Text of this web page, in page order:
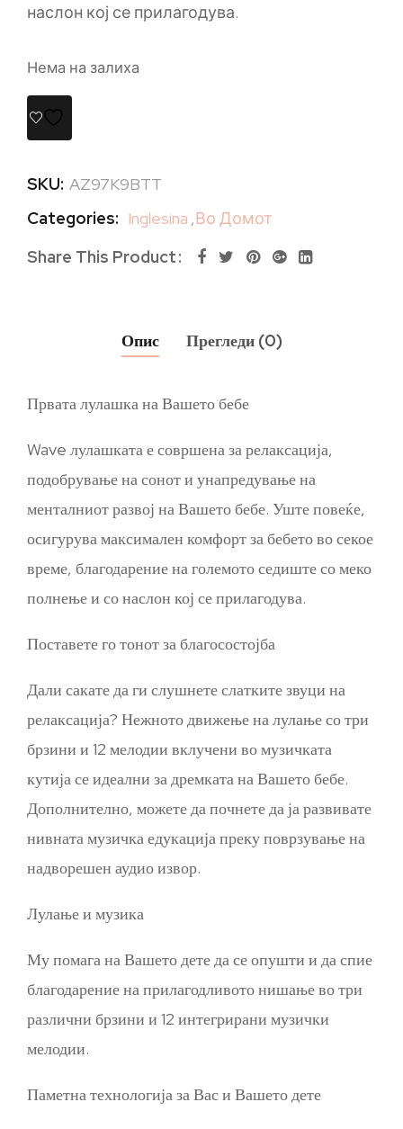
наслон кој се прилагодува.
Нема на залиха
SKU: AZ97K9BTT
Categories: Inglesina ,Во Домот
Share This Product
Опис Прегледи (0)
Првата лулашка на Вашето бебе
Wave лулашката е совршена за релаксација,
подобрување на сонот и унапредување на
менталниот развој на Вашето бебе. Уште повеќе,
осигурува максимален комфорт за бебето во секое
време, благодарение на големото седиште со меко
полнење и со наслон кој се прилагодува.
Поставете го тонот за благосостојба
Дали сакате да ги слушнете слатките звуци на
релаксација? Нежното движење на лулање со три
брзини и 12 мелодии вклучени во музичката
кутија се идеални за дремката на Вашето бебе.
Дополнително, можете да почнете да ја развивате
нивната музичка едукација преку поврзување на
надворешен аудио извор.
Лулање и музика
Му помага на Вашето дете да се опушти и да спие
благодарение на прилагодливото нишање во три
различни брзини и 12 интегрирани музички
мелодии.
Паметна технологија за Вас и Вашето дете